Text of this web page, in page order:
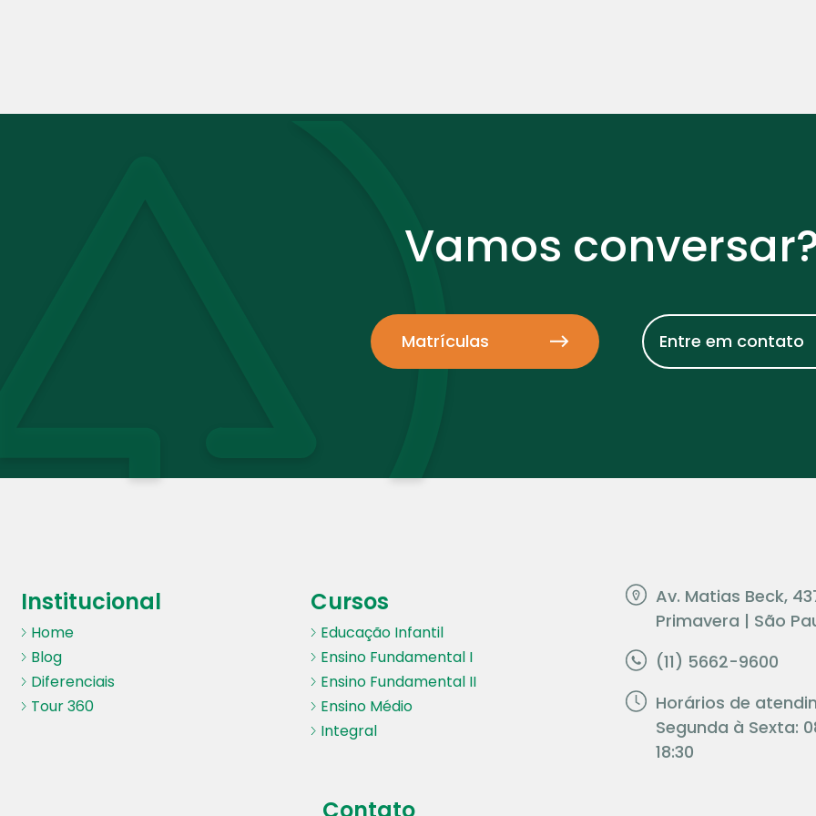
Vamos
Matrículas Entre em contato
Institucional
Home
Blog
Diferenciais
Tour 360
Cursos
Educação Infantil
Ensino Fundamental I
Ensino Fundamental II
Ensino Médio
Integral
Av. Matias Beck,
Primavera | São
(11) 5662-9600
Horários de
Segunda à Sexta:
18:30